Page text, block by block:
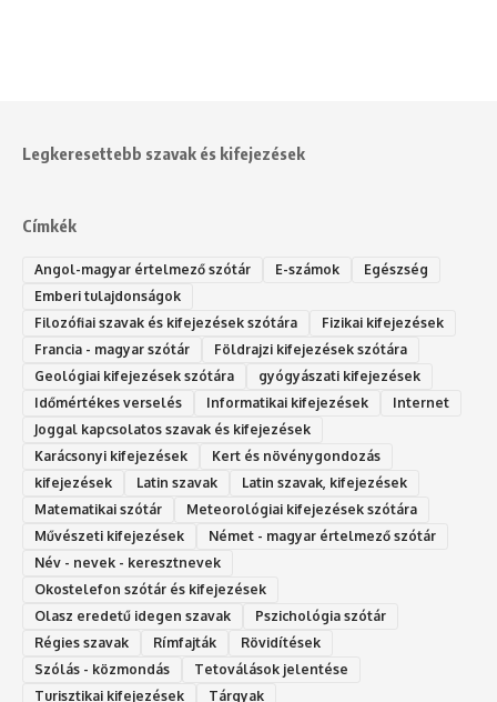
Legkeresettebb szavak és kifejezések
Címkék
Angol-magyar értelmező szótár E-számok
Egészség
Emberi tulajdonságok
Filozófiai szavak és kifejezések szótára
Fizikai kifejezések
Francia - magyar szótár
Földrajzi kifejezések szótára
Geológiai kifejezések szótára
gyógyászati kifejezések
Időmértékes verselés
Informatikai kifejezések
Internet
Joggal kapcsolatos szavak és kifejezések
Karácsonyi kifejezések
Kert és növénygondozás
kifejezések
Latin szavak
Latin szavak, kifejezések
Matematikai szótár
Meteorológiai kifejezések szótára
Művészeti kifejezések
Német - magyar értelmező szótár
Név - nevek - keresztnevek
Okostelefon szótár és kifejezések
Olasz eredetű idegen szavak
Ps‮gólohciz‬ia s‮átóz‬r
Régies szavak
Rímfajták
Rövidítések
Szólás - közmondás
Tetoválások jelentése
Turisztikai kifejezések
Tárgyak